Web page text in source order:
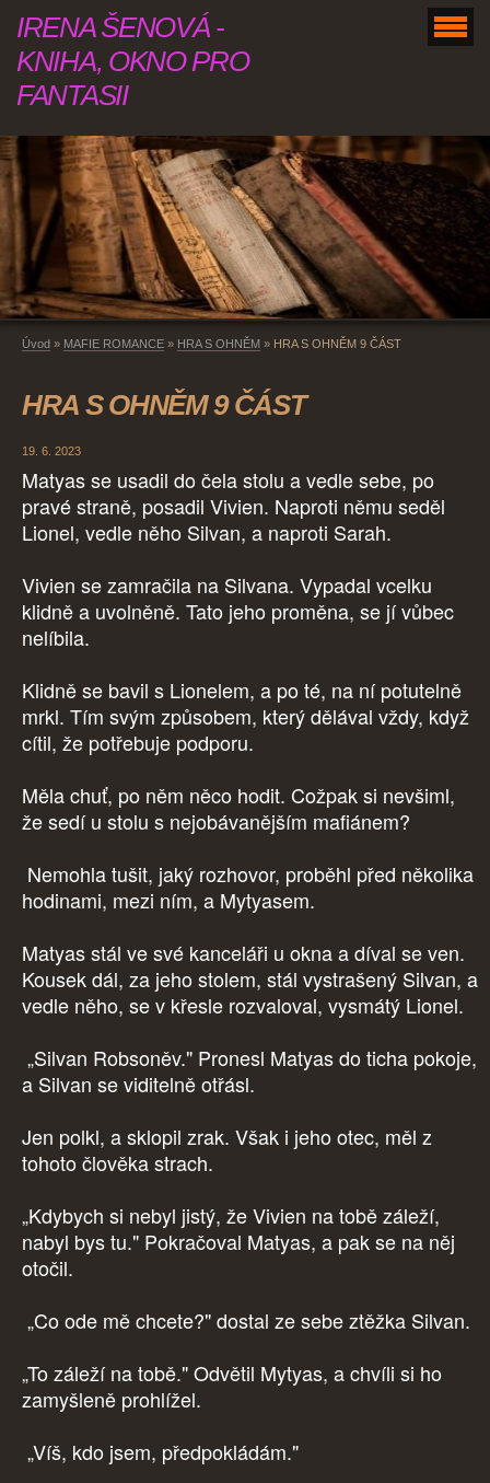
IRENA ŠENOVÁ -
KNIHA, OKNO PRO
FANTASII
Úvod » MAFIE ROMANCE » HRA S OHNĚM » HRA S OHNĚM 9 ČÁST
HRA S OHNĚM 9 ČÁST
19. 6. 2023
Matyas se usadil do čela stolu a vedle sebe, po
pravé straně, posadil Vivien. Naproti němu seděl
Lionel, vedle něho Silvan, a naproti Sarah.
Vivien se zamračila na Silvana. Vypadal vcelku
klidně a uvolněně. Tato jeho proměna, se jí vůbec
nelíbila.
Klidně se bavil s Lionelem, a po té, na ní potutelně
mrkl. Tím svým způsobem, který dělával vždy, když
cítil, že potřebuje podporu.
Měla chuť, po něm něco hodit. Cožpak si nevšiml,
že sedí u stolu s nejobávanějším mafiánem?
Nemohla tušit, jaký rozhovor, proběhl před několika
hodinami, mezi ním, a Mytyasem.
Matyas stál ve své kanceláři u okna a díval se ven.
Kousek dál, za jeho stolem, stál vystrašený Silvan, a
vedle něho, se v křesle rozvaloval, vysmátý Lionel.
„Silvan Robsoněv." Pronesl Matyas do ticha pokoje,
a Silvan se viditelně otřásl.
Jen polkl, a sklopil zrak. Však i jeho otec, měl z
tohoto člověka strach.
„Kdybych si nebyl jistý, že Vivien na tobě záleží,
nabyl bys tu." Pokračoval Matyas, a pak se na něj
otočil.
„Co ode mě chcete?" dostal ze sebe ztěžka Silvan.
„To záleží na tobě." Odvětil Mytyas, a chvíli si ho
zamyšleně prohlížel.
„Víš, kdo jsem, předpokládám."